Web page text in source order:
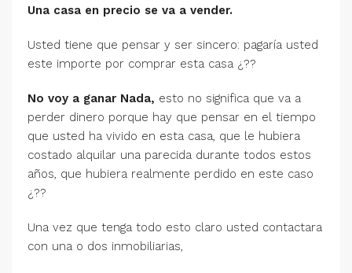
Una casa en precio se va a vender.
Usted tiene que pensar y ser sincero: pagaría usted
este importe por comprar esta casa ¿??
No voy a ganar Nada, esto no significa que va a
perder dinero porque hay que pensar en el tiempo
que usted ha vivido en esta casa, que le hubiera
costado alquilar una parecida durante todos estos
años, que hubiera realmente perdido en este caso
¿??
Una vez que tenga todo esto claro usted contactara
con una o dos inmobiliarias,